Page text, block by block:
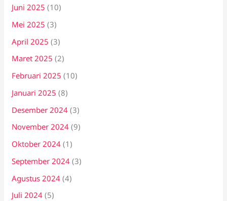
Juni 2025 (10)
Mei 2025 (3)
April 2025 (3)
Maret 2025 (2)
Februari 2025 (10)
Januari 2025 (8)
Desember 2024 (3)
November 2024 (9)
Oktober 2024 (1)
September 2024 (3)
Agustus 2024 (4)
Juli 2024 (5)